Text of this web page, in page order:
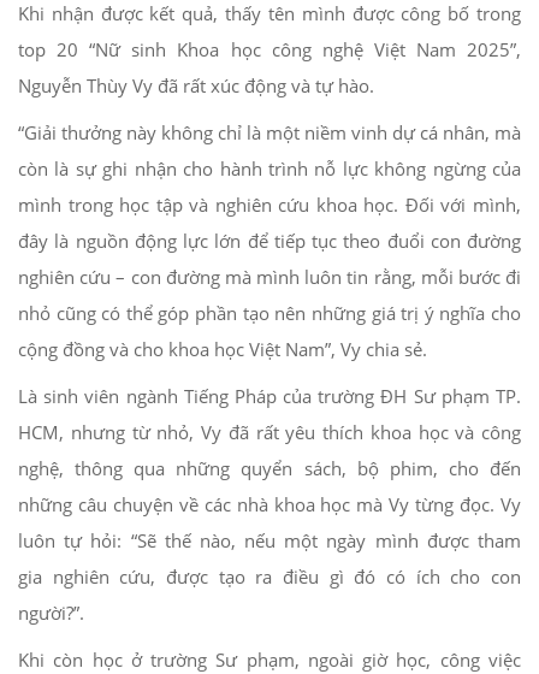
Khi nhận được kết quả, thấy tên mình được công bố trong
top 20 “Nữ sinh Khoa học công nghệ Việt Nam 2025”,
Nguyễn Thùy Vy đã rất xúc động và tự hào.
“Giải thưởng này không chỉ là một niềm vinh dự cá nhân, mà
còn là sự ghi nhận cho hành trình nỗ lực không ngừng của
mình trong học tập và nghiên cứu khoa học. Đối với mình,
đây là nguồn động lực lớn để tiếp tục theo đuổi con đường
nghiên cứu – con đường mà mình luôn tin rằng, mỗi bước đi
nhỏ cũng có thể góp phần tạo nên những giá trị ý nghĩa cho
cộng đồng và cho khoa học Việt Nam”, Vy chia sẻ.
Là sinh viên ngành Tiếng Pháp của trường ĐH Sư phạm TP.
HCM, nhưng từ nhỏ, Vy đã rất yêu thích khoa học và công
nghệ, thông qua những quyển sách, bộ phim, cho đến
những câu chuyện về các nhà khoa học mà Vy từng đọc. Vy
luôn tự hỏi: “Sẽ thế nào, nếu một ngày mình được tham
gia nghiên cứu, được tạo ra điều gì đó có ích cho con
người?”.
Khi còn học ở trường Sư phạm, ngoài giờ học, công việc